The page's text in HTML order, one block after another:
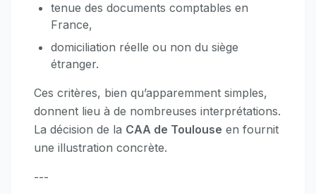
tenue des documents comptables en
France,
domiciliation réelle ou non du siège
étranger.
Ces critères, bien qu’apparemment simples,
donnent lieu à de nombreuses interprétations.
La décision de la CAA de Toulouse en fournit
une illustration concrète.
---